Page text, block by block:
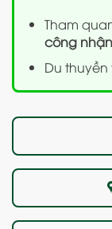
Tham
công
Du thuyền